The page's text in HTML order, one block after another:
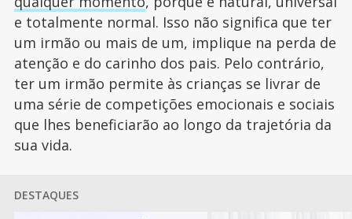
e totalmente normal. Isso não significa que ter
um irmão ou mais de um, implique na perda de
atenção e do carinho dos pais. Pelo contrário,
ter um irmão permite às crianças se livrar de
uma série de competições emocionais e sociais
que lhes beneficiarão ao longo da trajetória da
sua vida.
DESTAQUES